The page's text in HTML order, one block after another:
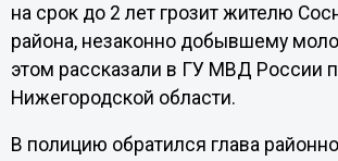
на срок до 2 лет грозит жителю
района, незаконно добывшему
этом рассказали в ГУ МВД России
Нижегородской области.
В полицию обратился глава